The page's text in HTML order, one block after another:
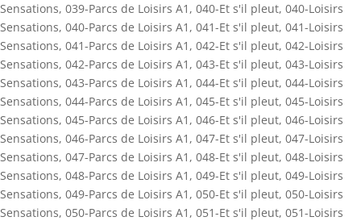
Sensations, 039-Parcs de Loisirs A1 , 040-Et s'il pleut, 040-Loisirs
Sensations, 040-Parcs de Loisirs A1 , 041-Et s'il pleut, 041-Loisirs
Sensations, 041-Parcs de Loisirs A1 , 042-Et s'il pleut, 042-Loisirs
Sensations, 042-Parcs de Loisirs A1 , 043-Et s'il pleut, 043-Loisirs
Sensations, 043-Parcs de Loisirs A1 , 044-Et s'il pleut, 044-Loisirs
Sensations, 044-Parcs de Loisirs A1 , 045-Et s'il pleut, 045-Loisirs
Sensations, 045-Parcs de Loisirs A1 , 046-Et s'il pleut, 046-Loisirs
Sensations, 046-Parcs de Loisirs A1 , 047-Et s'il pleut, 047-Loisirs
Sensations, 047-Parcs de Loisirs A1 , 048-Et s'il pleut, 048-Loisirs
Sensations, 048-Parcs de Loisirs A1 , 049-Et s'il pleut, 049-Loisirs
Sensations, 049-Parcs de Loisirs A1 , 050-Et s'il pleut, 050-Loisirs
Sensations, 050-Parcs de Loisirs A1 , 051-Et s'il pleut, 051-Loisirs